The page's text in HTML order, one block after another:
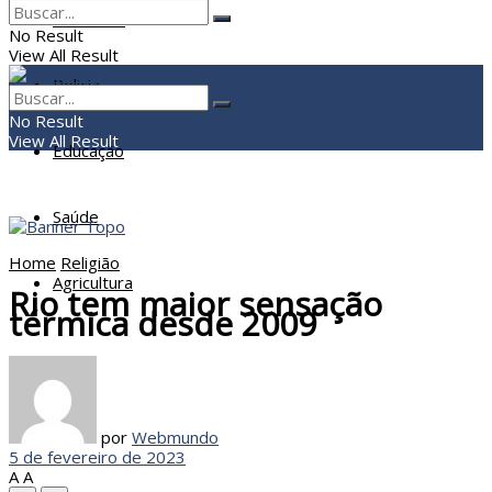
Economia
Policia
Educação
Saúde
Agricultura
No Result
View All Result
No Result
View All Result
Home Religião
Rio tem maior sensação
térmica desde 2009
por Webmundo
5 de fevereiro de 2023
A A